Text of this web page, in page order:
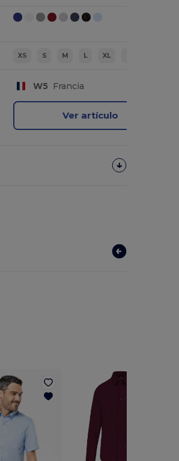
XS S M L XL
W5 Francia
Ver artículo